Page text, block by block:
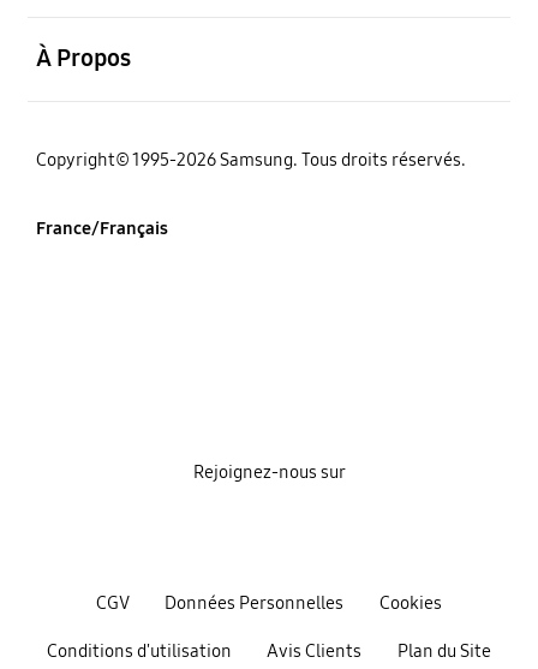
À Propos
‌Copyright© 1995-2026 Samsung. Tous droits réservés.
France/Français
CGV Données Personnelles Cookies
Conditions d'utilisation Avis Clients Plan du Site
Rejoignez-nous sur